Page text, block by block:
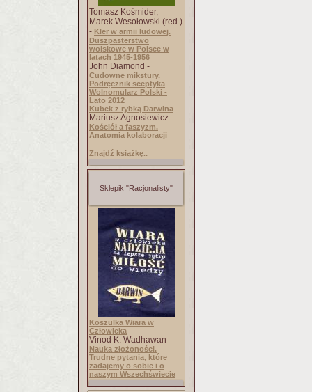
Tomasz Kośmider,
Marek Wesołowski (red.)
- Kler w armii ludowej.
Duszpasterstwo
wojskowe w Polsce w
latach 1945-1956
John Diamond -
Cudowne mikstury.
Podręcznik sceptyka
Wolnomularz Polski -
Lato 2012
Kubek z rybką Darwina
Mariusz Agnosiewicz -
Kościół a faszyzm.
Anatomia kolaboracji
Znajdź książkę..
Sklepik "Racjonalisty"
Koszulka Wiara w
Człowieka
Vinod K. Wadhawan -
Nauka złożoności.
Trudne pytania, które
zadajemy o sobie i o
naszym Wszechświecie